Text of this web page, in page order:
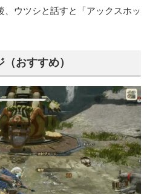
、ウツシと話すと「アックスホッ
おすすめ）